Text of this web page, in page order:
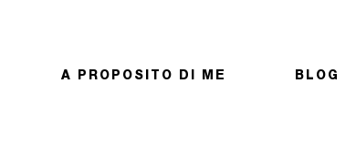
A PROPOSITO DI ME BLOG